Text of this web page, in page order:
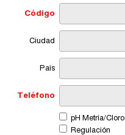
Código
Ciudad
País
Teléfono
pH Metría/Cloro
Regulación